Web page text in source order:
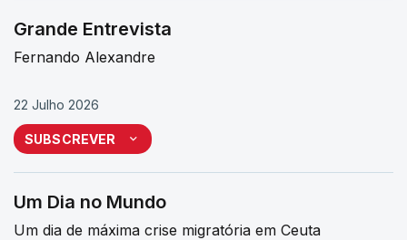
Grande Entrevista
Fernando Alexandre
22 Julho 2026
SUBSCREVER
Um Dia no Mundo
Um dia de máxima crise migratória em Ceuta